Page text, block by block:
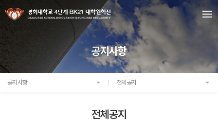
공지사항
공지사항 전체공지
전체공지